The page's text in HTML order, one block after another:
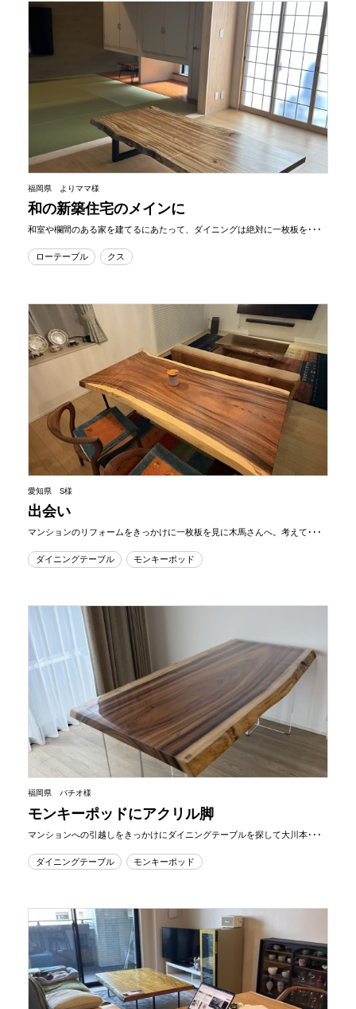
福岡県 よりママ様
和の新築住宅のメインに
和室や欄間のある家を建てるにあたって、ダイニングは絶対に一枚板を･･･
ローテーブル クス
愛知県 S様
出会い
マンションのリフォームをきっかけに一枚板を見に木馬さんへ。考えて･･･
ダイニングテーブル モンキーポッド
福岡県 バチオ様
モンキーポッドにアクリル脚
マンションへの引越しをきっかけにダイニングテーブルを探して大川本･･･
ダイニングテーブル モンキーポッド